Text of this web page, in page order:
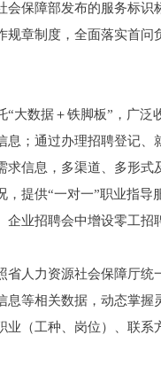
会保障部发布的服务标
规章制度，全面落实首
“大数据＋铁脚板”，广
息；通过办理招聘登记
求信息，多渠道、多形
，提供“一对一”职业指
企业招聘会中增设零工
省人力资源社会保障厅
息等相关数据，动态掌
业（工种、岗位）、联